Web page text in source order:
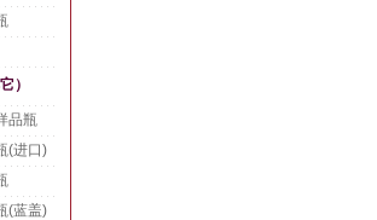
）
品瓶
(进口)
(蓝盖)